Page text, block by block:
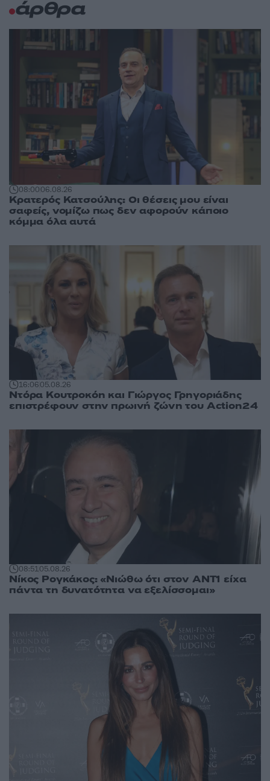
άρθρα
08:0006.08.26
Κρατερός Κατσούλης: Οι θέσεις μου είναι
σαφείς, νομίζω πως δεν αφορούν κάποιο
κόμμα όλα αυτά
16:0605.08.26
Ντόρα Κουτροκόη και Γιώργος Γρηγοριάδης
επιστρέφουν στην πρωινή ζώνη του Action24
08:5105.08.26
Νίκος Ρογκάκος: «Νιώθω ότι στον ΑΝΤ1 είχα
πάντα τη δυνατότητα να εξελίσσομαι»